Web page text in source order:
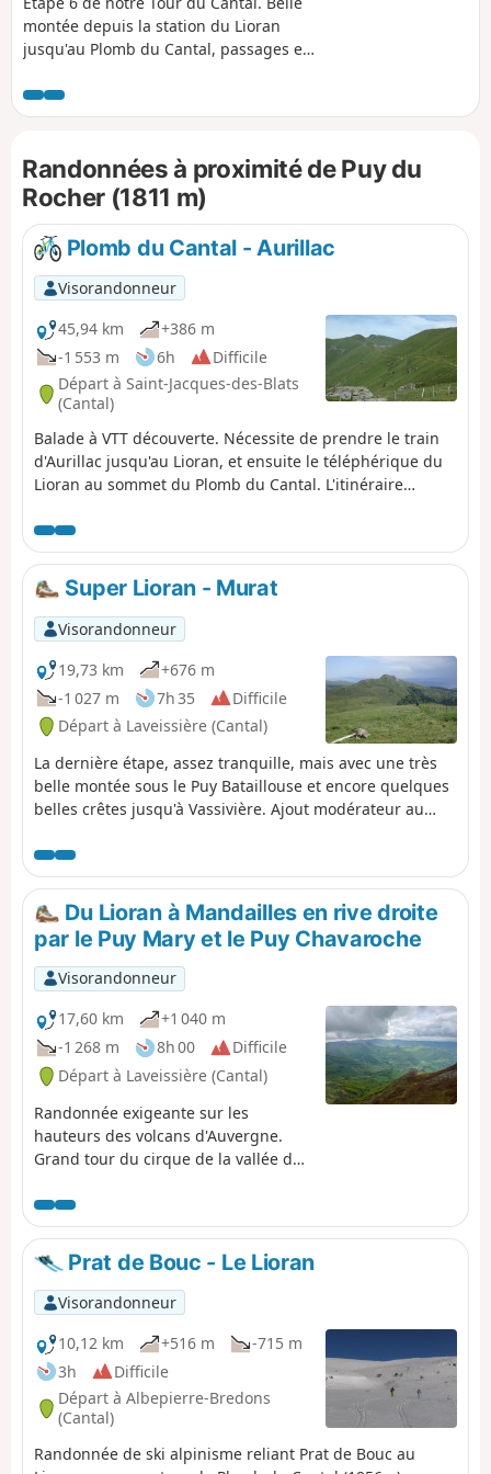
montée depuis la station du Lioran
jusqu'au Plomb du Cantal, passages en
pour accéder au Puy du Rocher par
l'Aiguillon ; traversée pour rejoindre la
dernière grimpette (modérée) pour le
Plomb du Cantal.Panoramas de tous
côtés. On découvre les paysages de
plusieurs vallées selon les passages. On
en prend plein les yeux !
Randonnées à proximité de Puy du
Rocher (1811 m)
Plomb du Cantal - Aurillac
Visorandonneur
45,94 km
+386 m
-1 553 m
6h
Difficile
Départ à Saint-Jacques-des-Blats
(Cantal)
Balade à VTT découverte. Nécessite de prendre le train
d'Aurillac jusqu'au Lioran, et ensuite le téléphérique du
Lioran au sommet du Plomb du Cantal. L'itinéraire
Super Lioran - Murat
Visorandonneur
19,73 km
+676 m
-1 027 m
7h 35
Difficile
Départ à Laveissière (Cantal)
La dernière étape, assez tranquille, mais avec une très
belle montée sous le Puy Bataillouse et encore quelques
belles crêtes jusqu'à Vassivière. Ajout modérateur au
parcours sur le terrain : vois les avis en bas de cette fiche
Du Lioran à Mandailles en rive droite
par le Puy Mary et le Puy Chavaroche
Visorandonneur
17,60 km
+1 040 m
-1 268 m
8h 00
Difficile
Départ à Laveissière (Cantal)
Randonnée exigeante sur les
hauteurs des volcans d'Auvergne.
Grand tour du cirque de la vallée de
Superbes et larges panoramas sur
les plus hauts sommets, la vue porte
au loin. Verdure des paysages
auvergnats.
Prat de Bouc - Le Lioran
Visorandonneur
10,12 km
+516 m
-715 m
3h
Difficile
Départ à Albepierre-Bredons
(Cantal)
Randonnée de ski alpinisme reliant Prat de Bouc au